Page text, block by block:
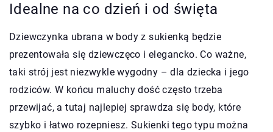
Idealne na co dzień i od święta
Dziewczynka ubrana w body z sukienką będzie
prezentowała się dziewczęco i elegancko. Co ważne,
taki strój jest niezwykle wygodny – dla dziecka i jego
rodziców. W końcu maluchy dość często trzeba
przewijać, a tutaj najlepiej sprawdza się body, które
szybko i łatwo rozepniesz. Sukienki tego typu można